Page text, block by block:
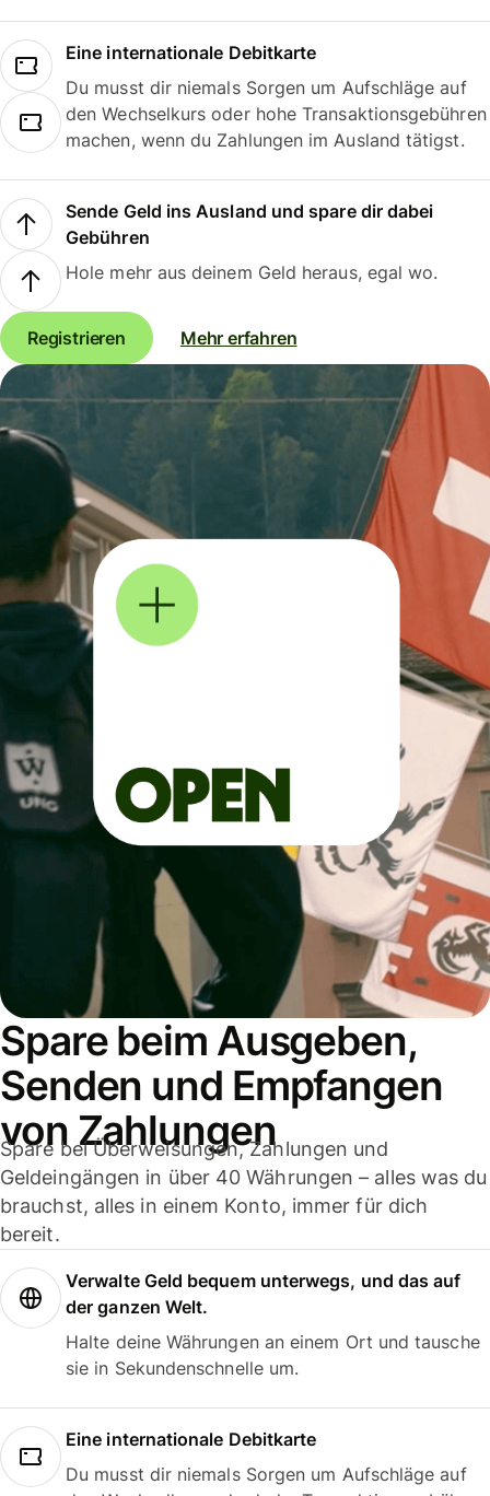
Eine internationale Debitkarte
Du musst dir niemals Sorgen um Aufschläge auf
den Wechselkurs oder hohe Transaktionsgebühren
machen, wenn du Zahlungen im Ausland tätigst.
Sende Geld ins Ausland und spare dir dabei
Gebühren
Hole mehr aus deinem Geld heraus, egal wo.
Registrieren Mehr erfahren
Spare beim Ausgeben,
Senden und Empfangen
von Zahlungen
Spare bei Überweisungen, Zahlungen und
Geldeingängen in über 40 Währungen – alles was du
brauchst, alles in einem Konto, immer für dich
bereit.
Verwalte Geld bequem unterwegs, und das auf
der ganzen Welt.
Halte deine Währungen an einem Ort und tausche
sie in Sekundenschnelle um.
Eine internationale Debitkarte
Du musst dir niemals Sorgen um Aufschläge auf